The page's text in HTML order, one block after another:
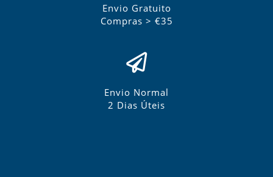
Envio Gratuito
Compras > €35
Envio Normal
2 Dias Úteis